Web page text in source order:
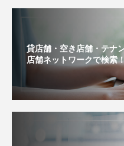
貸店舗・空き店舗・テナ
店舗ネットワークで検索！